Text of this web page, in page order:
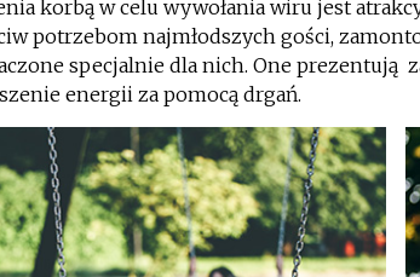
korbą w celu wywołania wiru jest
potrzebom najmłodszych gości,
specjalnie dla nich. One prezentują
energii za pomocą drgań.